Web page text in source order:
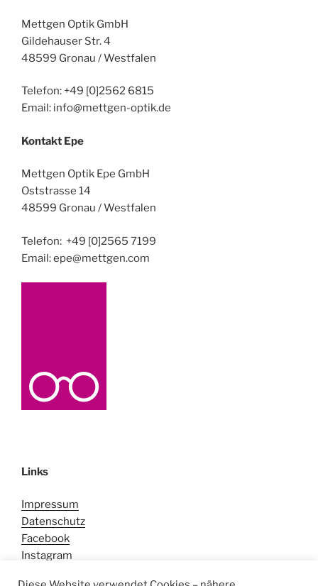
Mettgen Optik GmbH
Gildehauser Str. 4
48599 Gronau / Westfalen
Telefon: +49 [0]2562 6815
Email: info@mettgen-optik.de
Kontakt Epe
Mettgen Optik Epe GmbH
Oststrasse 14
48599 Gronau / Westfalen
Telefon: +49 [0]2565 7199
Email: epe@mettgen.com
Links
Impressum
Datenschutz
Facebook
Instagram